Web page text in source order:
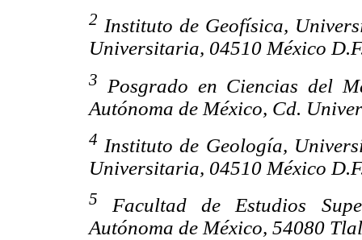
2 Instituto de Geofísica,
Universitaria, 04510 México
3
Posgrado en Ciencias del
Autónoma de México, Cd.
4 Instituto de Geología,
Universitaria, 04510 México
5
Facultad de Estudios
Autónoma de México, 54080